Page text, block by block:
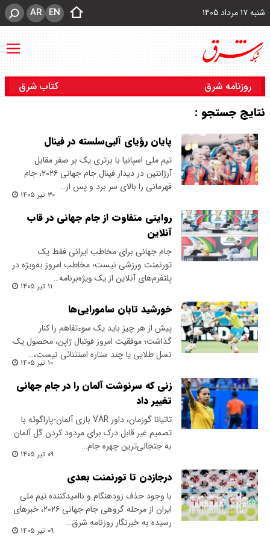
شنبه ۱۷ مرداد ۱۴۰۵ EN
AR
روزنامه شرق کتاب شرق
نتایج جستجو :
پایان رؤیای آلبی‌سلسته در فینال
تیم ملی اسپانیا با برتری یک بر صفر مقابل
آرژانتین در دیدار فینال جام جهانی ۲۰۲۶، جام
قهرمانی را بالای سر برد و پس از…
۳۰ تیر ۱۴۰۵
روایتی متفاوت از جام‌ جهانی در قاب
آنلاین
جام جهانی برای مخاطب ایرانی فقط یک
تورنمنت ورزشی نیست؛ مخاطب امروز به‌ویژه در
پلتفرم‌های آنلاین از یک ویژه‌برنامه…
۱۱ تیر ۱۴۰۵
خورشید تابان سامورایی‌ها
پیش از هر چیز باید یک سوءتفاهم را کنار
گذاشت؛ موفقیت امروز فوتبال ژاپن، محصول یک
نسل طلایی یا چند ستاره استثنائی نیست،…
۱۰ تیر ۱۴۰۵
زنی که سرنوشت آلمان را در جام جهانی
تغییر داد
تاتیانا گوزمان، داور VAR بازی آلمان-پاراگوئه با
تصمیم غیر قابل درک برای مردود کردن گل آلمان
به جنجالی‌ترین چهره جام…
۰۹ تیر ۱۴۰۵
درجازدن تا تورنمنت بعدی
با وجود حذف زودهنگام و ناامیدکننده تیم ملی
ایران از مرحله گروهی جام جهانی ۲۰۲۶، خبرهای
رسیده به خبرنگار روزنامه ‌شرق‌…
۰۹ تیر ۱۴۰۵